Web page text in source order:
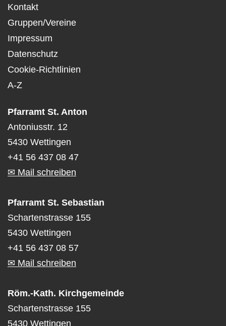
Kontakt
Gruppen/Vereine
Impressum
Datenschutz
Cookie-Richtlinien
A-Z
Pfarramt St. Anton
Antoniusstr. 12
5430 Wettingen
+41 56 437 08 47
✉ Mail schreiben
Pfarramt St. Sebastian
Schartenstrasse 155
5430 Wettingen
+41 56 437 08 57
✉ Mail schreiben
Röm.-Kath. Kirchgemeinde
Schartenstrasse 155
5430 Wettingen